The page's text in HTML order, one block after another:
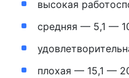
высокая
средняя — 5,1 —
плохая — 15,1 —